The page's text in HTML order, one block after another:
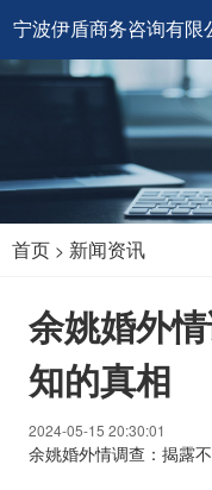
宁波伊盾商务咨询有限
首页 > 新闻资讯
余姚婚外
知的真相
2024-05-15 20:30:01
余姚婚外情调查：揭露